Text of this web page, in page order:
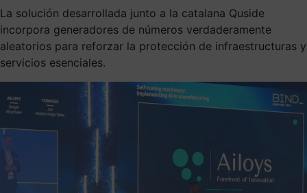
La solución desarrollada junto a la catalana Quside
incorpora generadores de números verdaderamente
aleatorios para reforzar la protección de infraestructuras y
servicios esenciales.